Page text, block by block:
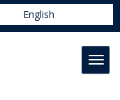
English